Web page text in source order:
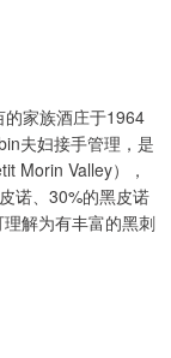
家族酒庄于1964
夫妇接手管理，是
Morin Valley），
诺、30%的黑皮诺
解为有丰富的黑刺